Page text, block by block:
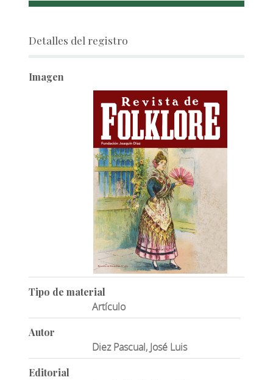
Detalles del registro
Imagen
Tipo de material
Artículo
Autor
Diez Pascual, José Luis
Editorial